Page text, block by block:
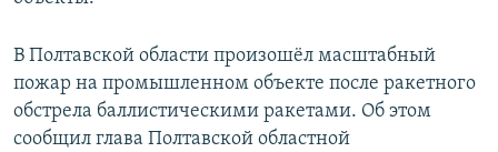
В Полтавской области произошёл масштабный
пожар на промышленном объекте после ракетного
обстрела баллистическими ракетами. Об этом
сообщил глава Полтавской областной